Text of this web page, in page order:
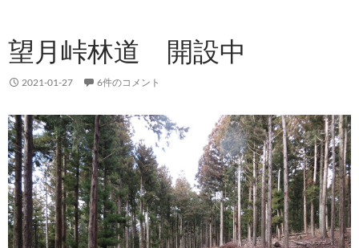
キ
ッ
プ
望月峠林道 開設中
2021-01-27 6件のコメント